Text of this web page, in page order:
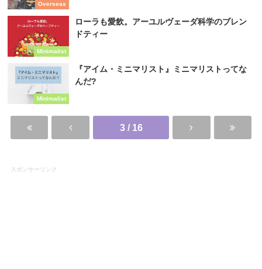
Overseas
Minimalist
ローラも愛飲。アーユルヴェーダ科学のブレン
ドティー
Minimalist
『アイム・ミニマリスト』ミニマリストってな
んだ?
3 / 16
スポンサーリンク